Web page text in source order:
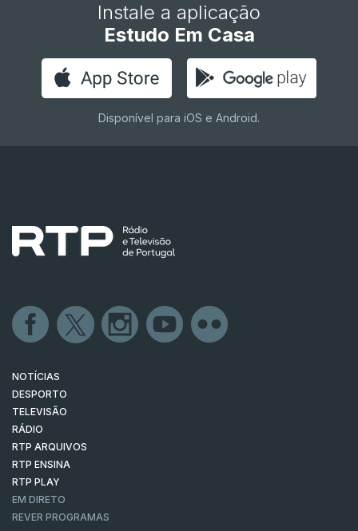
Instale a aplicação
Estudo Em Casa
Disponível para iOS e Android.
NOTÍCIAS
DESPORTO
TELEVISÃO
RÁDIO
RTP ARQUIVOS
RTP ENSINA
RTP PLAY
EM DIRETO
REVER PROGRAMAS